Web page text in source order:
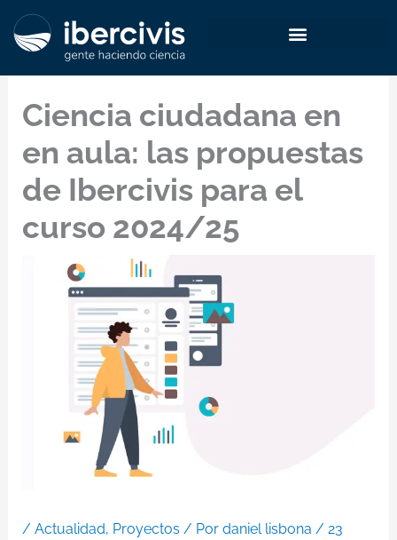
Ciencia ciudadana en
en aula: las propuestas
de Ibercivis para el
curso 2024/25
/ Actualidad, Proyectos / Por daniel lisbona / 23